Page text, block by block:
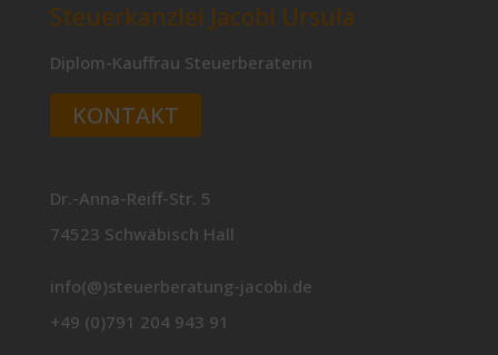
Steuerkanzlei Jacobi Ursula
Diplom-Kauffrau Steuerberaterin
KONTAKT
Dr.-Anna-Reiff-Str. 5
74523 Schwäbisch Hall
info(@)steuerberatung-jacobi.de
+49 (0)791 204 943 91